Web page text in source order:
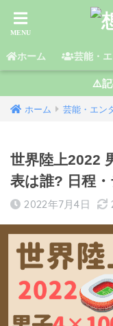
ホーム 芸能・
⚠️記
ホーム 芸能・エン
世界陸上2022
表は誰? 日程
2022年7月4日